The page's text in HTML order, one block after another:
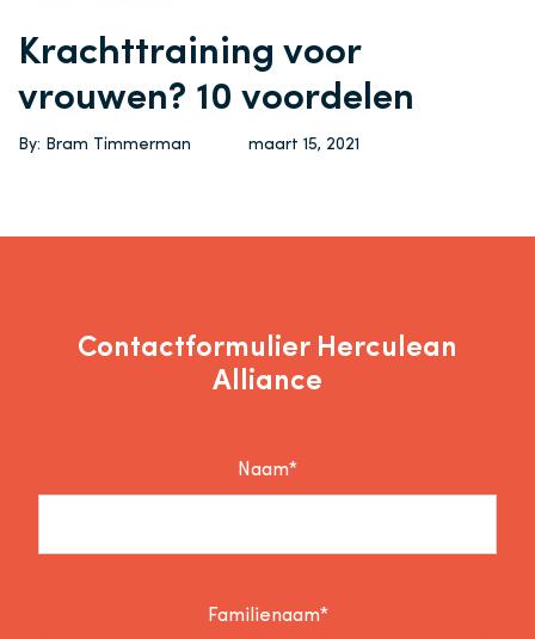
Krachttraining voor
vrouwen? 10 voordelen
By: Bram Timmerman maart 15, 2021
Contactformulier Herculean
Alliance
Naam*
Familienaam*